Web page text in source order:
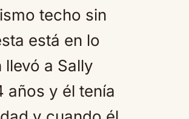
techo sin
está en lo
a Sally
años y él tenía